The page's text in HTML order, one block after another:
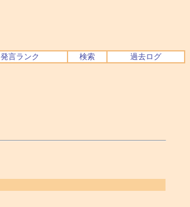
発言ランク 検索 過去ログ